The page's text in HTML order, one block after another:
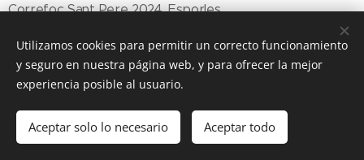
Correfoc Sant Pere 2024. Esporles
Balears
Creado conWebnode Cookies
Utilizamos cookies para permitir un correcto funcionamiento
y seguro en nuestra página web, y para ofrecer la mejor
experiencia posible al usuario.
Aceptar solo lo necesario Aceptar todo